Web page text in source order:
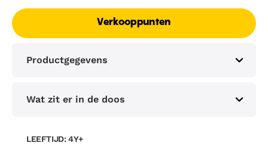
Verkooppunten
Productgegevens
Wat zit er in de doos
LEEFTIJD: 4Y+